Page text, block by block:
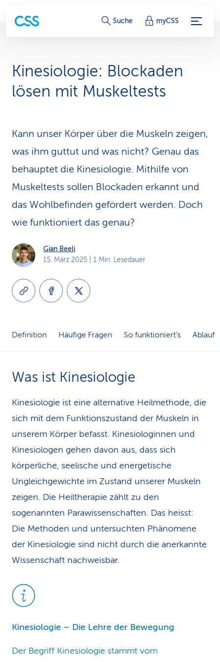
S
i
e
-
s
Suche myCSS
Kinesiologie: Blockaden
lösen mit Muskeltests
Kann unser Körper über die Muskeln zeigen,
was ihm guttut und was nicht? Genau das
behauptet die Kinesiologie. Mithilfe von
Muskeltests sollen Blockaden erkannt und
das Wohlbefinden gefördert werden. Doch
wie funktioniert das genau?
Gian Beeli
15. März 2025 | 1 Min. Lesedauer
Definition Häufige Fragen So funktioniert’s Ablauf
Was ist Kinesiologie
Kinesiologie ist eine alternative Heilmethode, die
sich mit dem Funktionszustand der Muskeln in
unserem Körper befasst. Kinesiologinnen und
Kinesiologen gehen davon aus, dass sich
körperliche, seelische und energetische
Ungleichgewichte im Zustand unserer Muskeln
zeigen. Die Heiltherapie zählt zu den
sogenannten Parawissenschaften. Das heisst:
Die Methoden und untersuchten Phänomene
der Kinesiologie sind nicht durch die anerkannte
Wissenschaft nachweisbar.
Kinesiologie – Die Lehre der Bewegung
Der Begriff Kinesiologie stammt vom